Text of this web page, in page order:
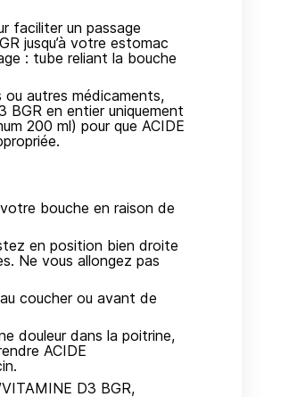
faciliter un passage
jusqu’à votre estomac
: tube reliant la bouche
autres médicaments,
BGR en entier uniquement
200 ml) pour que ACIDE
bouche en raison de
en position bien droite
Ne vous allongez pas
coucher ou avant de
douleur dans la poitrine,
ACIDE
D3 BGR,